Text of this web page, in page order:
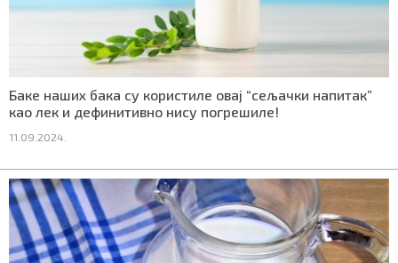
Баке наших бака су користиле овај “сељачки напитак”
као лек и дефинитивно нису погрешиле!
11.09.2024.